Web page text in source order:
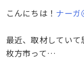
こんにちは！ ナーガ
最近、取材していて
枚方市って…